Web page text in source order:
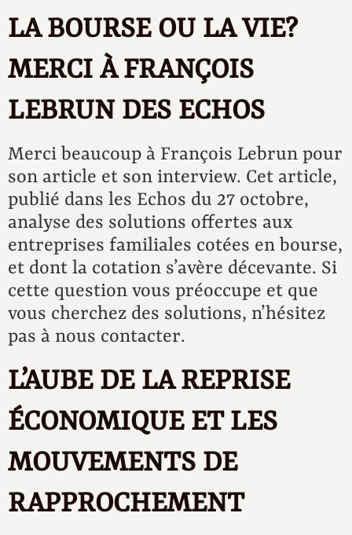
LA BOURSE OU LA VIE?
MERCI À FRANÇOIS
LEBRUN DES ECHOS
Merci beaucoup à François Lebrun pour
son article et son interview. Cet article,
publié dans les Echos du 27 octobre,
analyse des solutions offertes aux
entreprises familiales cotées en bourse,
et dont la cotation s’avère décevante. Si
cette question vous préoccupe et que
vous cherchez des solutions, n’hésitez
pas à nous contacter.
L’AUBE DE LA REPRISE
ÉCONOMIQUE ET LES
MOUVEMENTS DE
RAPPROCHEMENT